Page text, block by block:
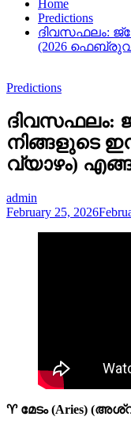
Home
Predictions
ദിവസഫലം:
(2026
Predictions
ദിവസഫലം:
നിങ്ങളുടെ
വ്യാഴം)
admin
February 25, 2026
♈ മേടം (Aries)